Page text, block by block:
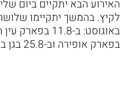
לקיץ. בהמשך יתקיימו
בפארק אופירה וב-25.8 בגן ברנדייס.